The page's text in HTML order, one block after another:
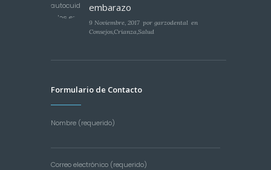
embarazo
9 Noviembre, 2017 porgarzodental en
Consejos,Crianza,Salud
Formulario de Contacto
Nombre (requerido)
Correo electrónico (requerido)